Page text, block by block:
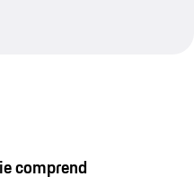
comprend